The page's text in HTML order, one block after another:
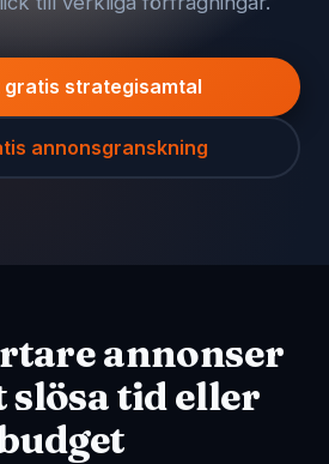
gratis strategisamtal
annonsgranskning
annonser
slösa tid eller